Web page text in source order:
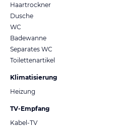
Haartrockner
Dusche
WC
Badewanne
Separates WC
Toilettenartikel
Klimatisierung
Heizung
TV-Empfang
Kabel-TV